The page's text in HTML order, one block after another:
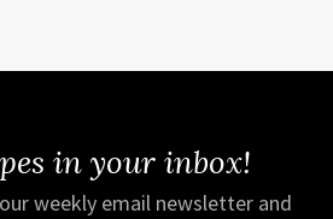
in your inbox!
weekly email newsletter and